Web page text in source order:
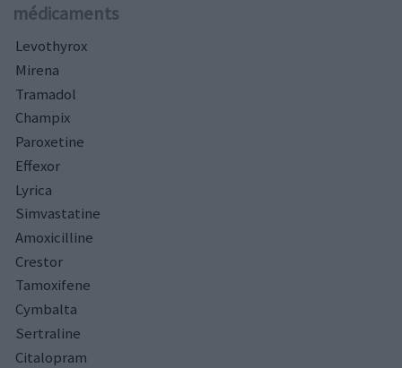
médicaments
Levothyrox
Mirena
Tramadol
Champix
Paroxetine
Effexor
Lyrica
Simvastatine
Amoxicilline
Crestor
Tamoxifene
Cymbalta
Sertraline
Citalopram